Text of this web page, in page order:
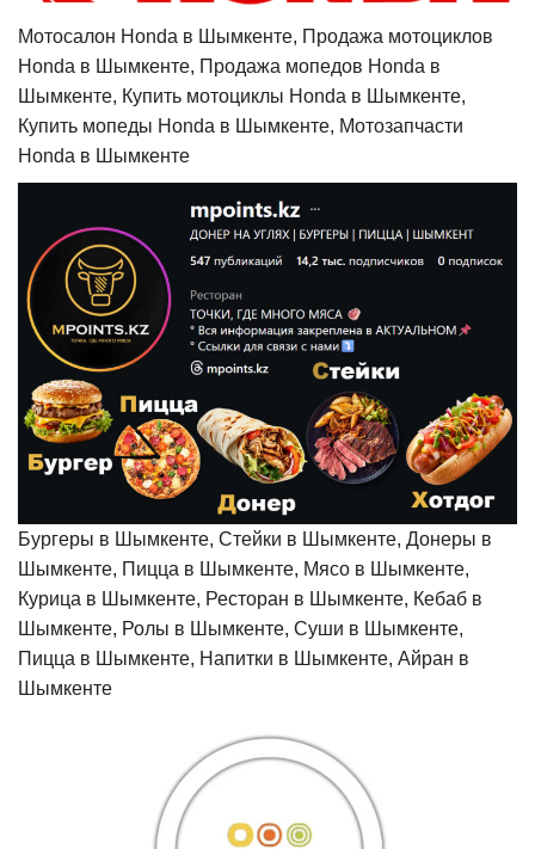
Мотосалон Honda в Шымкенте, Продажа мотоциклов
Honda в Шымкенте, Продажа мопедов Honda в
Шымкенте, Купить мотоциклы Honda в Шымкенте,
Купить мопеды Honda в Шымкенте, Мотозапчасти
Honda в Шымкенте
Бургеры в Шымкенте, Стейки в Шымкенте, Донеры в
Шымкенте, Пицца в Шымкенте, Мясо в Шымкенте,
Курица в Шымкенте, Ресторан в Шымкенте, Кебаб в
Шымкенте, Ролы в Шымкенте, Суши в Шымкенте,
Пицца в Шымкенте, Напитки в Шымкенте, Айран в
Шымкенте